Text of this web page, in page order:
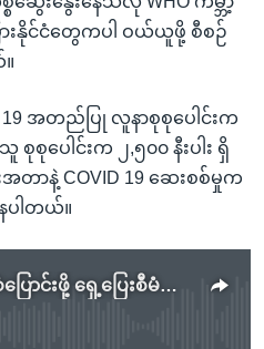
ားနိုင်ငံတွေကပါ ဝယ်ယူဖို့ စီစဉ်
19 အတည်ပြု လူနာစုစုပေါင်းက
စုစုပေါင်းက ၂,၅၀၀ နီးပါး ရှိ
တာနဲ့ COVID 19 ဆေးစစ်မှုက
ပါတယ်။
မြန်မာ ကိုဗစ်လူနာ ကုသပုံစံပြောင်းဖို့ ရှေ့ပြေးစီမံကိန်းတစ်ခုပြင်ဆင်နေ
currently available